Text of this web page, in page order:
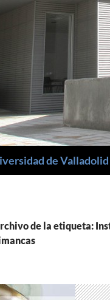
de Valladolid
de la etiqueta: